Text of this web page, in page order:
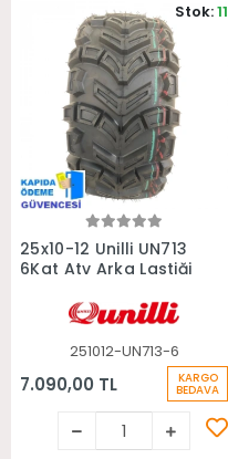
Sepete Ekle
25x10-12 Unilli UN713
6Kat Atv Arka Lastiği
251012-UN713-6
7.090,00 TL KARGO
BEDAVA
Stok:11